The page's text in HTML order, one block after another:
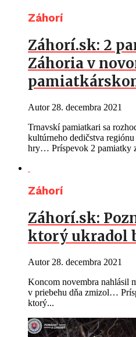
Záhorí
Záhorí.sk: 2
Záhoria v
Autor 28. decembra 2021
Trnavskí pamiatkari sa
kultúrneho dedičstva
hry… Príspevok 2 pamiatky
Záhorí
Záhorí.sk:
ktorý ukradol
Autor 28. decembra 2021
Koncom novembra nahlásil
v priebehu dňa zmizol…
ktorý...